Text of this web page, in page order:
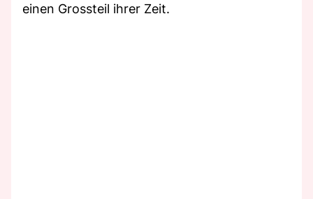
einen Grossteil ihrer Zeit.